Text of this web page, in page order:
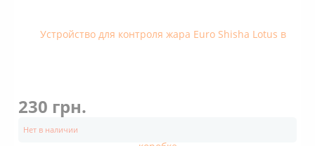
Дно внутри: С пупырышками
230 грн.
Нет в наличии